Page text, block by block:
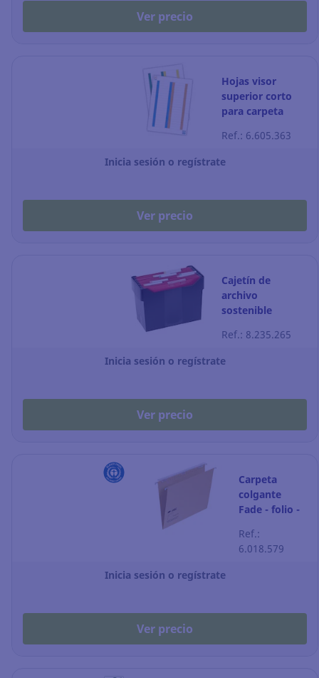
Ver precio
Hojas visor
superior corto
para carpeta
Pack de 10
Ref.: 6.605.363
Inicia sesión o regístrate
Ver precio
Cajetín de
archivo
sostenible
para carpetas
Ref.: 8.235.265
Inicia sesión o regístrate
Ver precio
Carpeta
colgante
Fade - folio -
- Pack de 25
Ref.:
6.018.579
Inicia sesión o regístrate
Ver precio